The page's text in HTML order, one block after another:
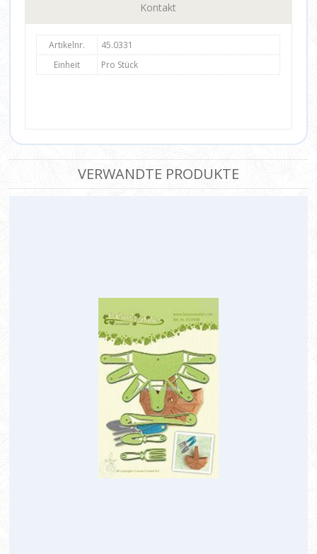
Kontakt
Artikelnr.
45.0331
Einheit
Pro Stück
VERWANDTE PRODUKTE